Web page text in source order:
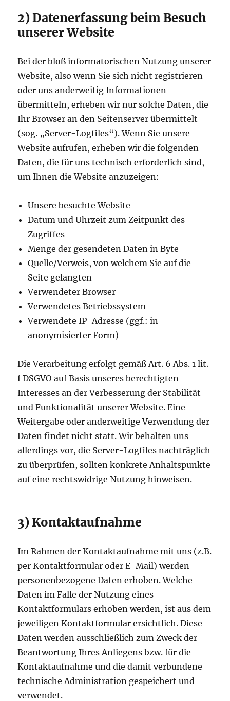
2) Datenerfassung beim Besuch
unserer Website
Bei der bloß informatorischen Nutzung unserer
Website, also wenn Sie sich nicht registrieren
oder uns anderweitig Informationen
übermitteln, erheben wir nur solche Daten, die
Ihr Browser an den Seitenserver übermittelt
(sog. „Server-Logfiles“). Wenn Sie unsere
Website aufrufen, erheben wir die folgenden
Daten, die für uns technisch erforderlich sind,
um Ihnen die Website anzuzeigen:
Unsere besuchte Website
Datum und Uhrzeit zum Zeitpunkt des
Zugriffes
Menge der gesendeten Daten in Byte
Quelle/Verweis, von welchem Sie auf die
Seite gelangten
Verwendeter Browser
Verwendetes Betriebssystem
Verwendete IP-Adresse (ggf.: in
anonymisierter Form)
Die Verarbeitung erfolgt gemäß Art. 6 Abs. 1 lit.
f DSGVO auf Basis unseres berechtigten
Interesses an der Verbesserung der Stabilität
und Funktionalität unserer Website. Eine
Weitergabe oder anderweitige Verwendung der
Daten findet nicht statt. Wir behalten uns
allerdings vor, die Server-Logfiles nachträglich
zu überprüfen, sollten konkrete Anhaltspunkte
auf eine rechtswidrige Nutzung hinweisen.
3) Kontaktaufnahme
Im Rahmen der Kontaktaufnahme mit uns (z.B.
per Kontaktformular oder E-Mail) werden
personenbezogene Daten erhoben. Welche
Daten im Falle der Nutzung eines
Kontaktformulars erhoben werden, ist aus dem
jeweiligen Kontaktformular ersichtlich. Diese
Daten werden ausschließlich zum Zweck der
Beantwortung Ihres Anliegens bzw. für die
Kontaktaufnahme und die damit verbundene
technische Administration gespeichert und
verwendet.